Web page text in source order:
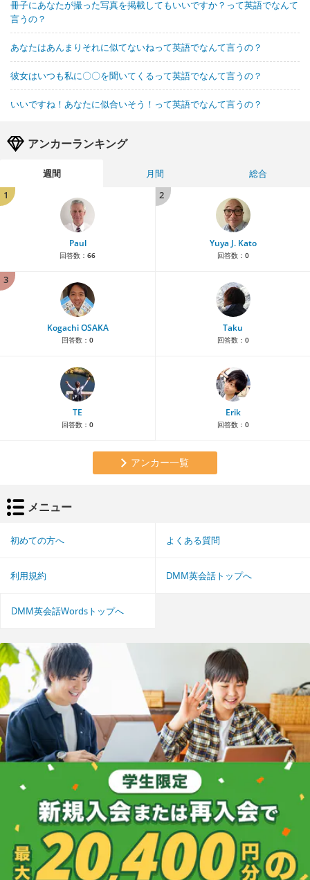
冊子にあなたが撮った写真を掲載してもいいですか？って英語でなんて
言うの？
あなたはあんまりそれに似てないねって英語でなんて言うの？
彼女はいつも私に〇〇を聞いてくるって英語でなんて言うの？
いいですね！あなたに似合いそう！って英語でなんて言うの？
アンカーランキング
週間 月間
総合
1
Paul
回答数： 66
2
Yuya J. Kato
回答数： 0
3
Kogachi OSAKA
回答数： 0
Taku
回答数： 0
TE
回答数： 0
Erik
回答数： 0
アンカー一覧
メニュー
初めての方へ よくある質問
利用規約 DMM英会話トップへ
DMM英会話Wordsトップへ